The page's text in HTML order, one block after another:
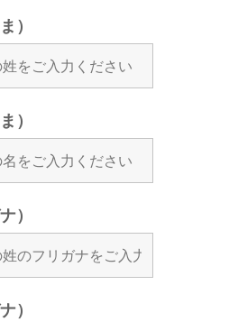
）
）
）
）